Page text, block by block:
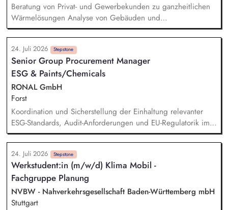
Beratung von Privat- und Gewerbekunden zu ganzheitlichen
Wärmelösungen Analyse von Gebäuden und
Kundenbedürfnissen sowie Entwicklung maßgeschneiderter
Energie- und Versorgungskonzepte Erstellung, Präsentation
und aktive Nachverfolgung von Angeboten Ganzheitliche
Begleitung der Kunden – vom Erstkontakt bis zum
Vertragsabschluss sowie der Nachbetreuung
Eigenverantwortliche Steuerung und Umsetzung von
Projekten
24. Juli 2026 Stepstone
Senior Group Procurement Manager
ESG & Paints/Chemicals
RONAL GmbH
Forst
Koordination und Sicherstellung der Einhaltung relevanter
ESG-Standards, Audit-Anforderungen und EU-Regulatorik im
Einkauf. Prüfung von Nachhaltigkeitsunterlagen, Zertifikaten
und Audit-Ergebnissen. Aufbau und Weiterentwicklung von
ESG-KPIs, Reportingstrukturen sowie Prozessen und
Systemen. Entwicklung und Umsetzung von Warengruppen-
und Lieferantenstrategien. Supply Chain Risikomanagement
inklusive Monitoring kritischer Rohstoffe, Kapazitäten,
Transportwege und Markttrends.
24. Juli 2026 Stepstone
Werkstudent:in (m/w/d) Klima Mobil -
Fachgruppe Planung
NVBW - Nahverkehrsgesellschaft Baden-Württemberg mbH
Stuttgart